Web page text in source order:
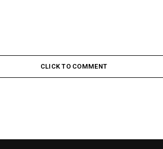
CLICK TO COMMENT